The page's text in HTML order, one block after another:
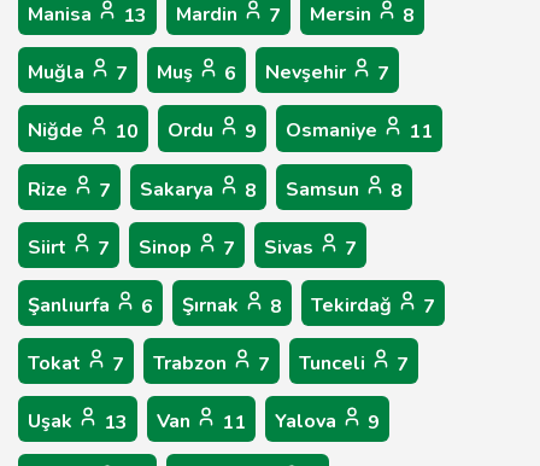
Manisa 13 Mardin 7 Mersin 8
Muğla 7 Muş 6 Nevşehir 7
Niğde 10 Ordu 9 Osmaniye 11
Rize 7 Sakarya 8 Samsun 8
Siirt 7 Sinop 7 Sivas 7
Şanlıurfa 6 Şırnak 8 Tekirdağ 7
Tokat 7 Trabzon 7 Tunceli 7
Uşak 13 Van 11 Yalova 9